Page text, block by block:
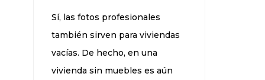
Sí, las fotos profesionales
también sirven para viviendas
vacías. De hecho, en una
vivienda sin muebles es aún